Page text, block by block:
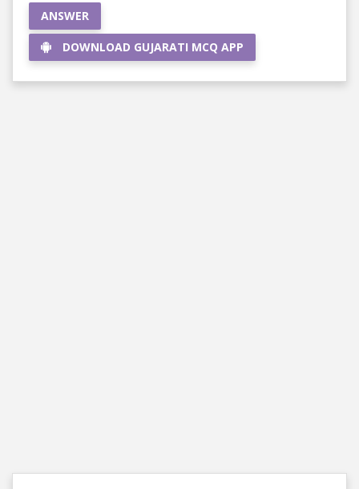
ANSWER
DOWNLOAD GUJARATI MCQ APP